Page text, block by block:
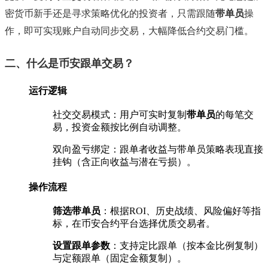
密货币新手还是寻求策略优化的投资者，只需跟随‌带单员‌操
作，即可实现账户自动同步交易，大幅降低合约交易门槛。
二、什么是币安跟单交易？
运行逻辑
社交交易模式：用户可实时复制‌ 带单员‌的每笔交
易，投资金额按比例自动调整。
双向盈亏绑定：跟单者收益与带单员策略表现直接
挂钩（含正向收益与潜在亏损）。
操作流程
筛选带单员 ‌：根据ROI、历史战绩、风险偏好等指
标，在币安合约平台选择优质交易者。
设置跟单参数 ‌：支持定比跟单（按本金比例复制）
与定额跟单（固定金额复制）。